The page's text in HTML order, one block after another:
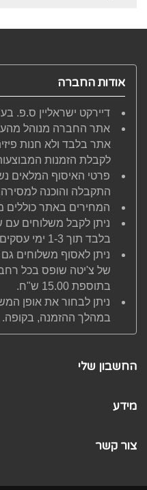
אודות החברה
דיירקט ישראליין ס.פ.
אתר החברה מנוהל מהעיר
אתר בלבד ולא חנות
לקבלת הזמנות
פרטי האיסוף המלאים
התקבלה והוכנה
המחירים באתר כוללים
בלבד תוך 1-3 ימי עסקים.
בתוספת 15.00 ש"ח.
ניתן לבחור את אופן
במהלך ההזמנה, בקופה.
החשבון שלי
מידע
צור קשר